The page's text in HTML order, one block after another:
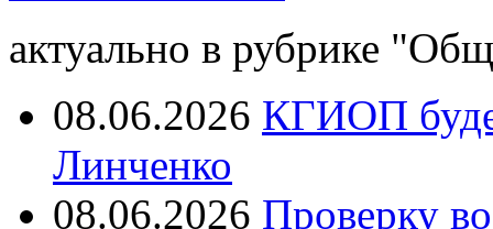
актуально в рубрике
08.06.2026 КГИОП
Линченко
08.06.2026 Проверку